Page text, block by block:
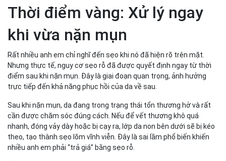
Thời điểm vàng: Xử lý ngay
khi vừa nặn mụn
Rất nhiều anh em chỉ nghĩ đến sẹo khi nó đã hiện rõ trên mặt.
Nhưng thực tế, nguy cơ sẹo rỗ đã được quyết định ngay từ thời
điểm sau khi nặn mụn. Đây là giai đoạn quan trọng, ảnh hưởng
trực tiếp đến khả năng phục hồi của da về sau.
Sau khi nặn mụn, da đang trong trạng thái tổn thương hở và rất
cần được chăm sóc đúng cách. Nếu để vết thương khô quá
nhanh, đóng vảy dày hoặc bị cạy ra, lớp da non bên dưới sẽ bị kéo
theo, tạo thành sẹo lõm vĩnh viễn. Đây là sai lầm phổ biến khiến
nhiều anh em phải “trả giá” bằng sẹo rỗ.